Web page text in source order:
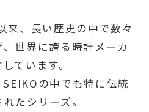
来、長い歴史の中で数々
世界に誇る時計メーカ
ています。
SEIKOの中でも特に伝統
たシリーズ。